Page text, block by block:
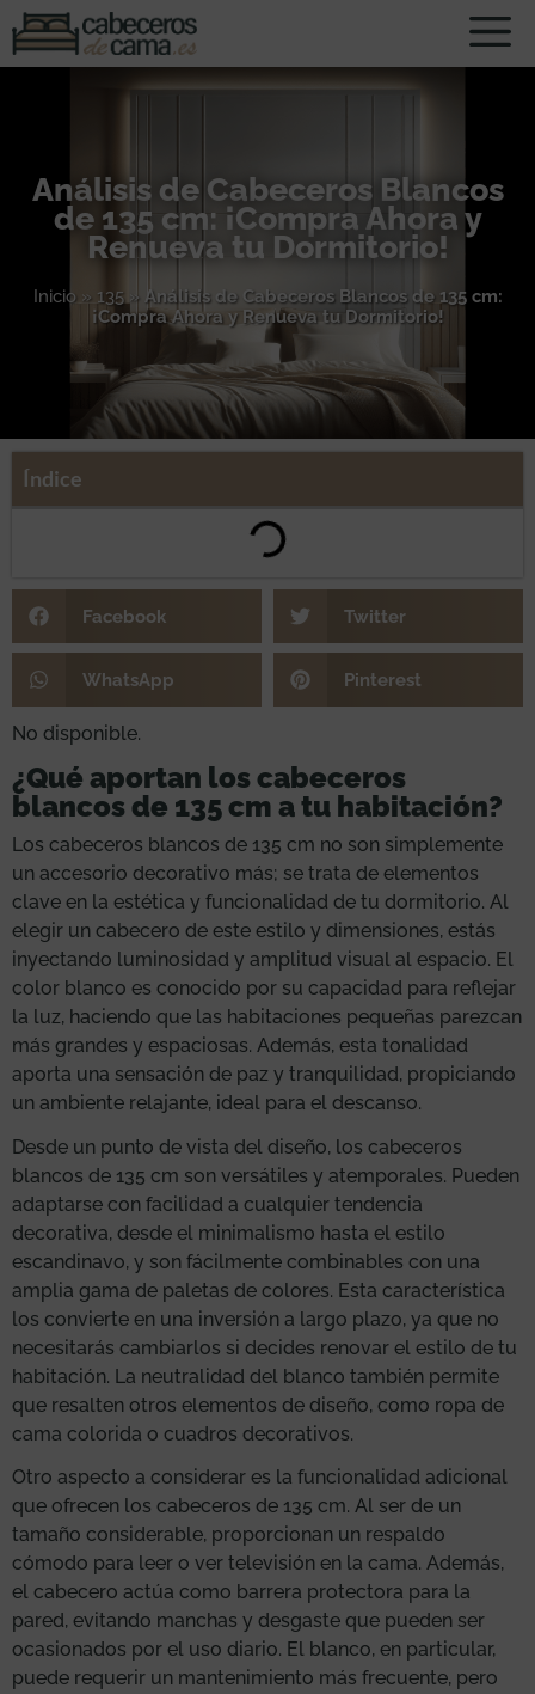
Análisis de Cabeceros Blancos
de 135 cm: ¡Compra Ahora y
Renueva tu Dormitorio!
Inicio » 135» Análisis de Cabeceros Blancos de 135 cm:
¡Compra Ahora y Renueva tu Dormitorio!
Índice
Facebook Twitter
WhatsApp Pinterest
No disponible.
¿Qué aportan los cabeceros
blancos de 135 cm a tu habitación?
Los cabeceros blancos de 135 cm no son simplemente
un accesorio decorativo más; se trata de elementos
clave en la estética y funcionalidad de tu dormitorio. Al
elegir un cabecero de este estilo y dimensiones, estás
inyectando luminosidad y amplitud visual al espacio. El
color blanco es conocido por su capacidad para reflejar
la luz, haciendo que las habitaciones pequeñas parezcan
más grandes y espaciosas. Además, esta tonalidad
aporta una sensación de paz y tranquilidad, propiciando
un ambiente relajante, ideal para el descanso.
Desde un punto de vista del diseño, los cabeceros
blancos de 135 cm son versátiles y atemporales. Pueden
adaptarse con facilidad a cualquier tendencia
decorativa, desde el minimalismo hasta el estilo
escandinavo, y son fácilmente combinables con una
amplia gama de paletas de colores. Esta característica
los convierte en una inversión a largo plazo, ya que no
necesitarás cambiarlos si decides renovar el estilo de tu
habitación. La neutralidad del blanco también permite
que resalten otros elementos de diseño, como ropa de
cama colorida o cuadros decorativos.
Otro aspecto a considerar es la funcionalidad adicional
que ofrecen los cabeceros de 135 cm. Al ser de un
tamaño considerable, proporcionan un respaldo
cómodo para leer o ver televisión en la cama. Además,
el cabecero actúa como barrera protectora para la
pared, evitando manchas y desgaste que pueden ser
ocasionados por el uso diario. El blanco, en particular,
puede requerir un mantenimiento más frecuente, pero